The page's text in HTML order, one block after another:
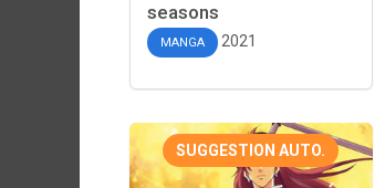
seasons
MANGA 2021
SUGGESTION AUTO.